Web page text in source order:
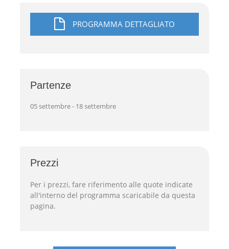
PROGRAMMA DETTAGLIATO
Partenze
05 settembre - 18 settembre
Prezzi
Per i prezzi, fare riferimento alle quote indicate
all'interno del programma scaricabile da questa
pagina.